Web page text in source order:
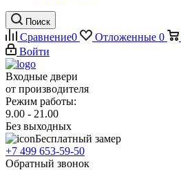
Поиск
Сравнение0 Отложенные 0
Войти
Входные двери
от производителя
Режим работы:
9.00 - 21.00
Без выходных
Бесплатный замер
+7 499 653-59-50
Обратный звонок